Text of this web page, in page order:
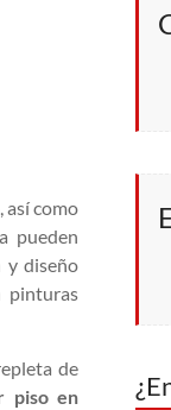
así como
pueden
y diseño
pinturas
de
piso en